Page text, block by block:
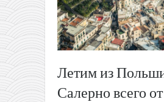
Летим из
Салерно всего